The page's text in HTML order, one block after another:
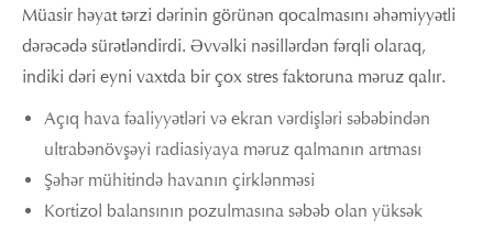
Müasir həyat tərzi dərinin görünən qocalmasını əhəmiyyətli
dərəcədə sürətləndirdi. Əvvəlki nəsillərdən fərqli olaraq,
indiki dəri eyni vaxtda bir çox stres faktoruna məruz qalır.
Açıq hava fəaliyyətləri və ekran vərdişləri səbəbindən
ultrabənövşəyi radiasiyaya məruz qalmanın artması
Şəhər mühitində havanın çirklənməsi
Kortizol balansının pozulmasına səbəb olan yüksək